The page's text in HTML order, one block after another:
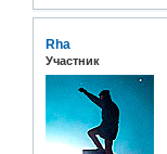
Rha
Участник